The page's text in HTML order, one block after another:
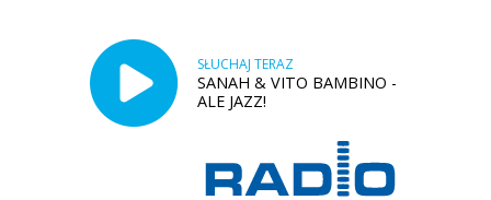
SŁUCHAJ TERAZ
SANAH & VITO BAMBINO -
ALE JAZZ!